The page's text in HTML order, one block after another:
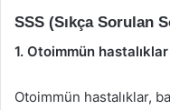
SSS (Sıkça Sorulan
1. Otoimmün
Otoimmün hastalıklar,